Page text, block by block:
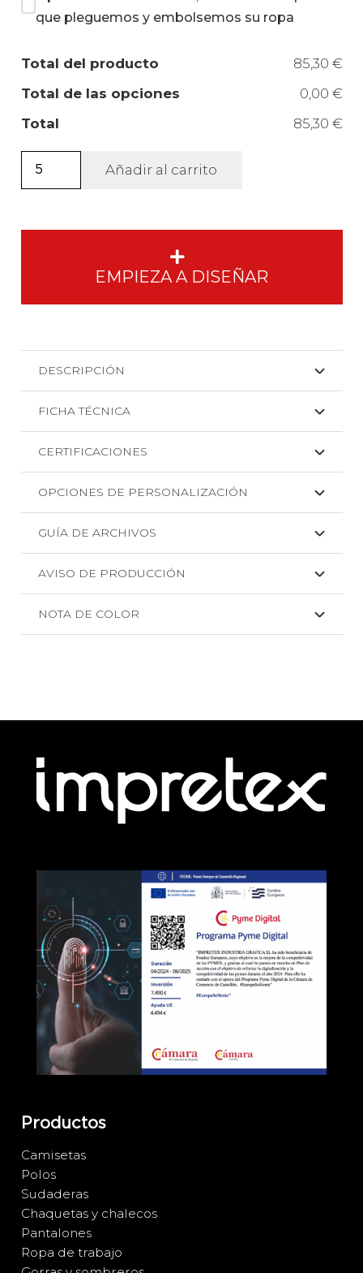
que pleguemos y embolsemos su ropa
Total del producto
85,30 €
Total de las opciones
0,00 €
Total
85,30 €
Sudadera
unisex.
Añadir al carrito
EMPIEZA A DISEÑAR
DESCRIPCIÓN
FICHA TÉCNICA
CERTIFICACIONES
OPCIONES DE PERSONALIZACIÓN
GUÍA DE ARCHIVOS
AVISO DE PRODUCCIÓN
NOTA DE COLOR
Productos
Camisetas
Polos
Sudaderas
Chaquetas y chalecos
Pantalones
Ropa de trabajo